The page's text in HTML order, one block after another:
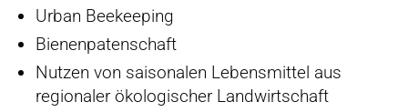
Urban Beekeeping
Bienenpatenschaft
Nutzen von saisonalen Lebensmittel aus
regionaler ökologischer Landwirtschaft